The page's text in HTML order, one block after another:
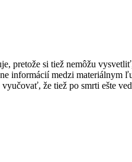
pretože si tiež nemôžu
informácií medzi materiálnym
že tiež po smrti ešte